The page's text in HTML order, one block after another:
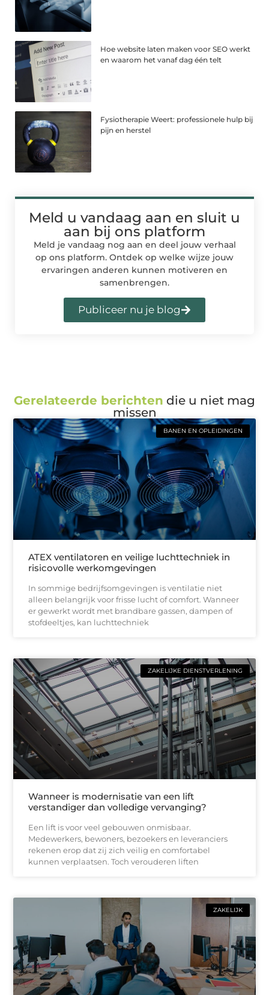
Hoe website laten maken voor SEO werkt
en waarom het vanaf dag één telt
Fysiotherapie Weert: professionele hulp bij
pijn en herstel
Meld u vandaag aan en sluit u
aan bij ons platform
Meld je vandaag nog aan en deel jouw verhaal
op ons platform. Ontdek op welke wijze jouw
ervaringen anderen kunnen motiveren en
samenbrengen.
Publiceer nu je blog
Gerelateerde berichten die u niet mag
missen
BANEN EN OPLEIDINGEN
ATEX ventilatoren en veilige luchttechniek in
risicovolle werkomgevingen
In sommige bedrijfsomgevingen is ventilatie niet
alleen belangrijk voor frisse lucht of comfort. Wanneer
er gewerkt wordt met brandbare gassen, dampen of
stofdeeltjes, kan luchttechniek
ZAKELIJKE DIENSTVERLENING
Wanneer is modernisatie van een lift
verstandiger dan volledige vervanging?
Een lift is voor veel gebouwen onmisbaar.
Medewerkers, bewoners, bezoekers en leveranciers
rekenen erop dat zij zich veilig en comfortabel
kunnen verplaatsen. Toch verouderen liften
ZAKELIJK